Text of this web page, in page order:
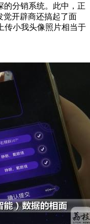
的分销系统。此中，正
觉开辟商还搞起了面
传小我头像照片相当于